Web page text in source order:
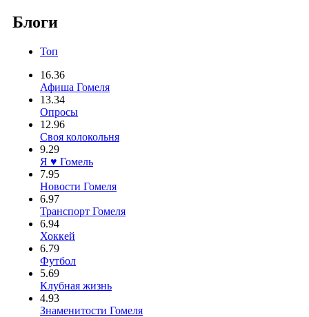
Блоги
Топ
16.36
Афиша Гомеля
13.34
Опросы
12.96
Своя колокольня
9.29
Я ♥ Гомель
7.95
Новости Гомеля
6.97
Транспорт Гомеля
6.94
Хоккей
6.79
Футбол
5.69
Клубная жизнь
4.93
Знаменитости Гомеля